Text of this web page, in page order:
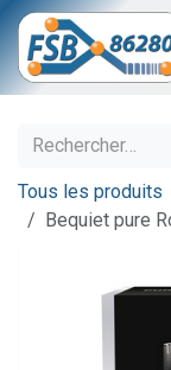
Se rendre au
Tous les produits
Bequiet pure